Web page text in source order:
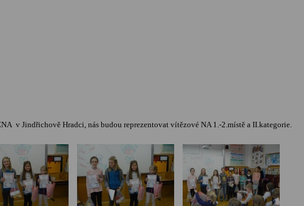
v Jindřichově Hradci, nás budou reprezentovat vítězové NA 1.-2.místě a II.kategorie.